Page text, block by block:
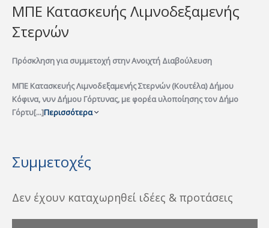
ΜΠΕ Κατασκευής Λιμνοδεξαμενής
Στερνών
Πρόσκληση για συμμετοχή στην Ανοιχτή Διαβούλευση
ΜΠΕ Κατασκευής Λιμνοδεξαμενής Στερνών (Κουτέλα) Δήμου
Κόφινα, νυν Δήμου Γόρτυνας, με φορέα υλοποίησης τον Δήμο
Γόρτυ[...]Περισσότερα
Συμμετοχές
Δεν έχουν καταχωρηθεί ιδέες & προτάσεις